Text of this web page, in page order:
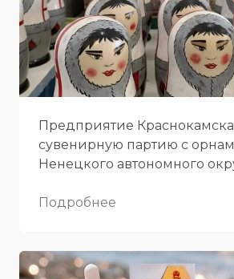
Предприятие
сувенирную партию с
Ненецкого автономного
Подробнее